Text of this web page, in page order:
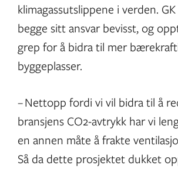
klimagassutslippene i verden.
begge sitt ansvar bevisst, og
grep for å bidra til mer
byggeplasser.
– Nettopp fordi vi vil bidra til å
bransjens CO2-avtrykk har vi
en annen måte å frakte
Så da dette prosjektet dukket